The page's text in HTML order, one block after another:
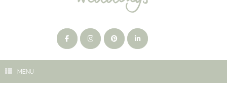
MENU